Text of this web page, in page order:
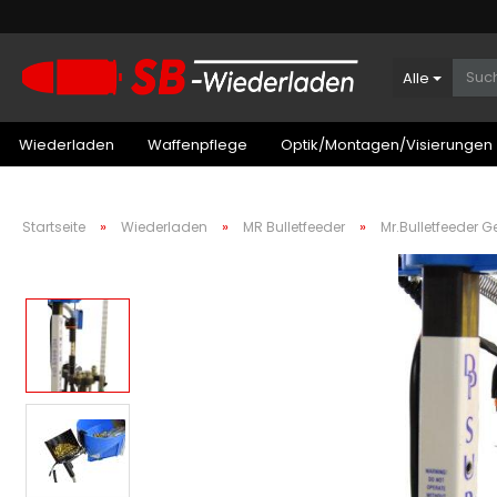
Alle
Wiederladen
Patronenboxen Kurzwaffe
Waffenpflege Optik/Montagen/Visierungen
Startseite » Wiederladen » MR Bulletfeeder » Mr.Bulletfeeder